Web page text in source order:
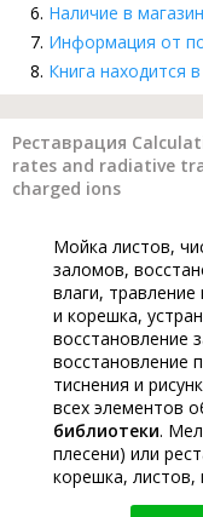
Наличие в
Информация от
Книга находится
Реставрация
rates and radiative
charged ions
Мойка листов,
заломов,
влаги,
и корешка,
восстановление
восстановление
тиснения и
всех элементов
библиотеки.
плесени) или
корешка, листов,